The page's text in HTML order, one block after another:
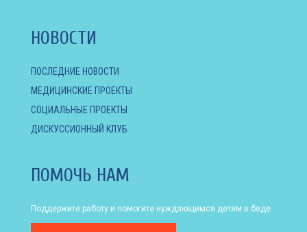
НОВОСТИ
ПОСЛЕДНИЕ НОВОСТИ
МЕДИЦИНСКИЕ ПРОЕКТЫ
СОЦИАЛЬНЫЕ ПРОЕКТЫ
ДИСКУССИОННЫЙ КЛУБ
ПОМОЧЬ НАМ
Поддержите работу и помогите нуждающимся детям в беде.